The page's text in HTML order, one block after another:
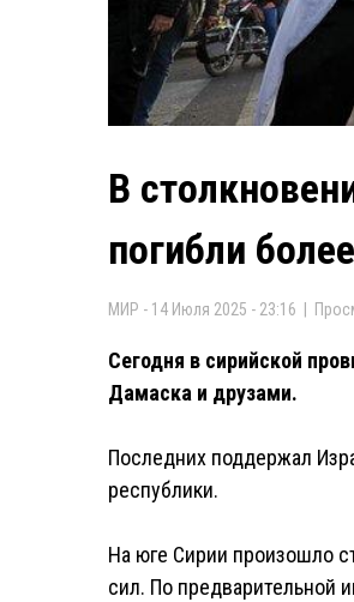
В
погибли
МИР - 14 Июля 2025 - 23:16 |
Сегодня в сирийской
Дамаска и друзами.
Последних поддержал
республики.
На юге Сирии произошло
сил. По предварительной